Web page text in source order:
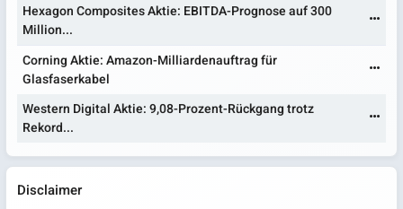
Hexagon Composites Aktie: EBITDA-Prognose auf 300
Million...
Corning Aktie: Amazon-Milliardenauftrag für
Glasfaserkabel
Western Digital Aktie: 9,08-Prozent-Rückgang trotz
Rekord...
Disclaimer